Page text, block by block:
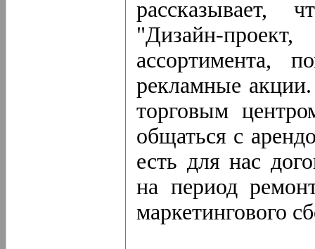
рассказывает,
"Дизайн-
ассортимента,
рекламные
торговым
общаться с
есть для нас
на период
маркетингового